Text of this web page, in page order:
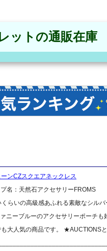
ットの通販在庫
ンCZスクエアネックレス
名：天然石アクセサリーFROMS
らいの高級感あふれる素敵なシル
ァニーブルーのアクセサリーポー
大人気の商品です。 ★AUCTIONS